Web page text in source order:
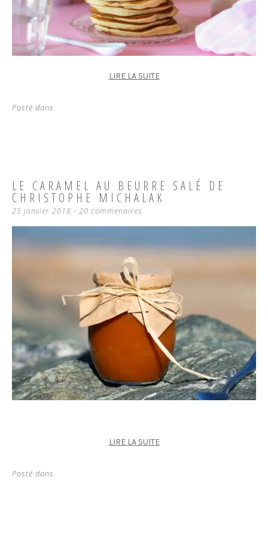
LIRE LA SUITE
Posté dans
LE CARAMEL AU BEURRE SALÉ DE
CHRISTOPHE MICHALAK
25 janvier 2018 20 commenaires
LIRE LA SUITE
Posté dans